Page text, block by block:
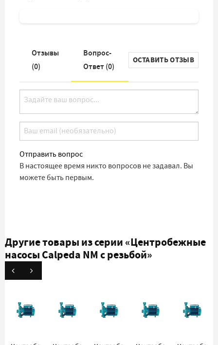
Отзывы
(0)
Вопрос-
Ответ (0)
ОСТАВИТЬ ОТЗЫВ
Отправить вопрос
В настоящее время никто вопросов не задавал. Вы
можете быть первым.
Другие товары из серии«Центробежные
насосы Calpeda NM с резьбой»